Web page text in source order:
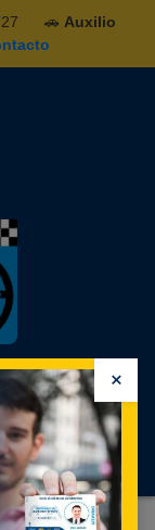
🚗 Auxilio
Identificarse
×